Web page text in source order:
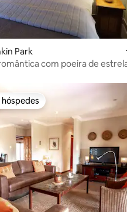
Park
com poeira de
preferidos dos hóspedes